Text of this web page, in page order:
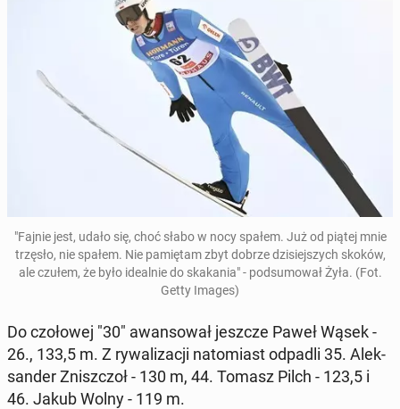
"Fajnie jest, udało się, choć słabo w nocy spałem. Już od piątej mnie
trzęsło, nie spałem. Nie pa­mię­tam zbyt dobrze dzi­siej­szych skoków,
ale czułem, że było ide­al­nie do ska­ka­nia" - pod­su­mo­wał Żyła. (Fot.
Getty Images)
Do czo­ło­wej "30" awan­so­wał jeszcze Paweł Wąsek -
26., 133,5 m. Z ry­wa­li­za­cji na­to­miast odpadli 35. Alek­
san­der Znisz­czoł - 130 m, 44. Tomasz Pilch - 123,5 i
46. Jakub Wolny - 119 m.